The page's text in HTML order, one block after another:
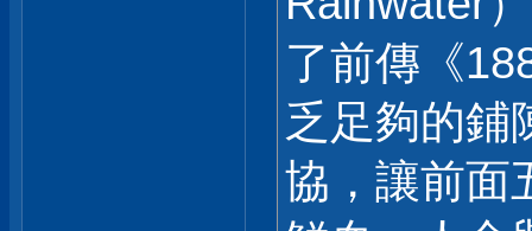
了前傳《
乏足夠的鋪
協，讓前面